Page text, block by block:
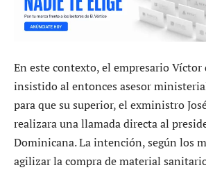
En este contexto, el empresario Víctor
insistido al entonces asesor
para que su superior, el exministro
realizara una llamada directa al
Dominicana. La intención, según los
agilizar la compra de material